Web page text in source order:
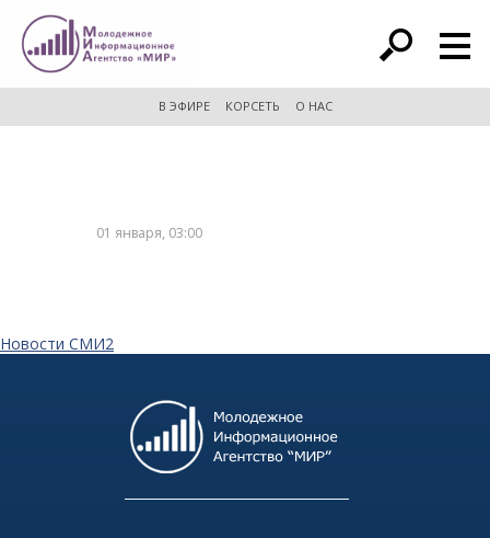
расширенный поиск
В ЭФИРЕ КОРСЕТЬ О НАС
01 января, 03:00
Новости СМИ2